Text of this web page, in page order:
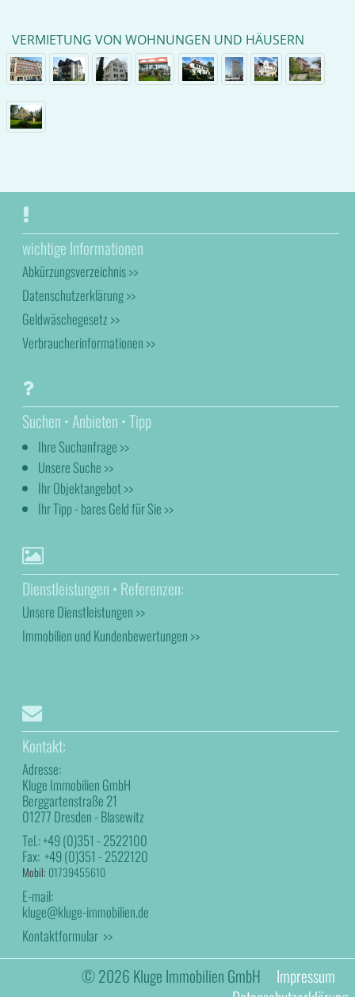
VERMIETUNG VON WOHNUNGEN UND HÄUSERN
wichtige Informationen
Abkürzungsverzeichnis >>
Datenschutzerklärung >>
Geldwäschegesetz >>
Verbraucherinformationen >>
Suchen • Anbieten • Tipp
Ihre Suchanfrage >>
Unsere Suche >>
Ihr Objektangebot >>
Ihr Tipp - bares Geld für Sie >>
Dienstleistungen • Referenzen:
Unsere Dienstleistungen >>
Immobilien und Kundenbewertungen >>
Kontakt:
Adresse:
Kluge Immobilien GmbH
Berggartenstraße 21
01277 Dresden - Blasewitz
Tel.:+49 (0)351 - 2522100
Fax:+49 (0)351 - 2522120
Mobil: 01739455610
E-mail:
kluge@kluge-immobilien.de
Kontaktformular >>
© 2026 Kluge Immobilien GmbH Impressum